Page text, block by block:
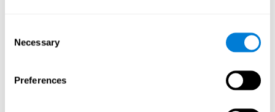
Selection
Necessary
Preferences
personalized cognitive training in MS patients: a study of
adherence and cognitive performance. Neurorehabilitación;
أقرأ نص المقال كاملاً على PubMed